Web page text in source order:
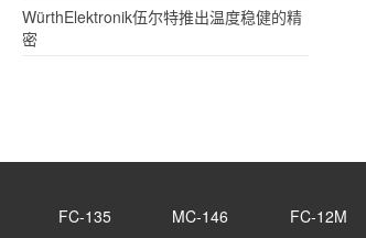
WürthElektronik伍尔特推出温度稳健的精
密
FC-135 MC-146 FC-12M